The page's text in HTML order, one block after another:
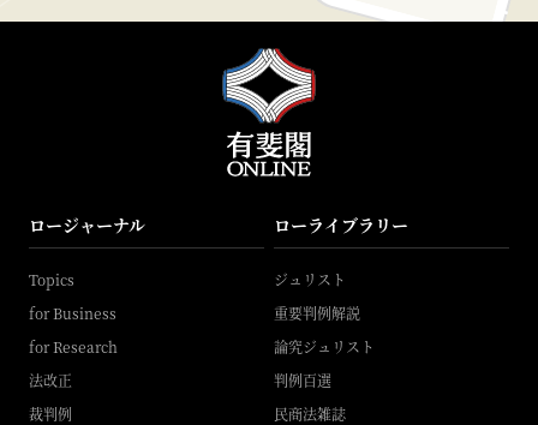
ロージャーナル
Topics
for Business
for Research
法改正
裁判例
ローライブラリー
ジュリスト
重要判例解説
論究ジュリスト
判例百選
民商法雑誌